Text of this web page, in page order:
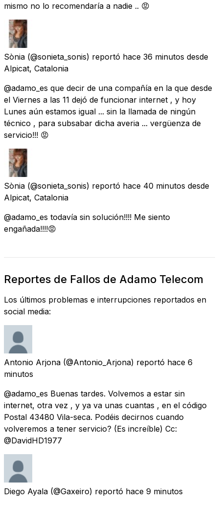
mismo no lo recomendaría a nadie .. 😡
Sònia (@sonieta_sonis) reportó hace 36 minutos desde
Alpicat, Catalonia
@adamo_es que decir de una compañía en la que desde
el Viernes a las 11 dejó de funcionar internet , y hoy
Lunes aún estamos igual ... sin la llamada de ningún
técnico , para subsabar dicha averia ... vergüenza de
servicio!!! 😡
Sònia (@sonieta_sonis) reportó hace 40 minutos desde
Alpicat, Catalonia
@adamo_es todavía sin solución!!!! Me siento
engañada!!!!😡
Reportes de Fallos de Adamo Telecom
Los últimos problemas e interrupciones reportados en
social media:
Antonio Arjona (@Antonio_Arjona) reportó hace 6
minutos
@adamo_es Buenas tardes. Volvemos a estar sin
internet, otra vez , y ya va unas cuantas , en el código
Postal 43480 Vila-seca. Podéis decirnos cuando
volveremos a tener servicio? (Es increíble) Cc:
@DavidHD1977
Diego Ayala (@Gaxeiro) reportó hace 9 minutos